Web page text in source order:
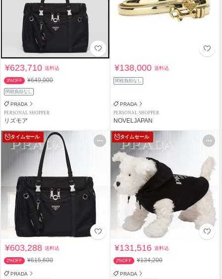
¥623,710送料込
3%OFF ¥649,000
関税負担なし
PRADA
PERSONAL SHOPPER
リズモア
¥138,000送料込
関税負担なし
PRADA
PERSONAL SHOPPER
NOVELJAPAN
タイムセール
¥603,288送料込
2%OFF ¥615,600
PRADA
タイムセール
¥131,516送料込
2%OFF ¥134,200
PRADA